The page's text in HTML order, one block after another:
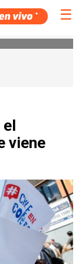
☰
el
viene